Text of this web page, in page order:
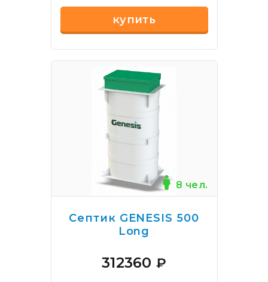
купить
8 чел.
Септик GENESIS 500
Long
312360 ₽